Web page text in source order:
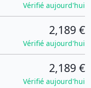
Vérifié aujourd'hui
2,189 €
Vérifié aujourd'hui
2,189 €
Vérifié aujourd'hui